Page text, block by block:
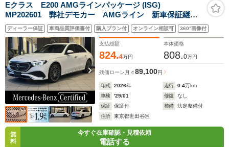
Eクラス E200 AMGラインパッケージ (ISG)
MP202601 弊社デモカー AMGライン 新車保証継
承 360度カメラ アンビエントライト64色
AppleCarPlay フットトランクオープナー 前席パワー
シート シートヒーター 自動開閉トランク ARナビゲ
ーション
ディーラー保証 車両品質評価書付 購入プラン付 オンライン相談可 360°画像付
支払総額
824.4万円
本体価格
808.0万円
残価ローン 月々89,100円
年式 2026年 走行 0.4万km
車検
'29/01 修復
なし
保証
保証付 整備
法定整備付
住所
東京都世田谷区
無
料
今すぐ在庫確認・見積依頼
電話する